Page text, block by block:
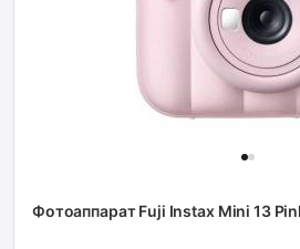
Фотоаппарат Fuji Instax Mini 13